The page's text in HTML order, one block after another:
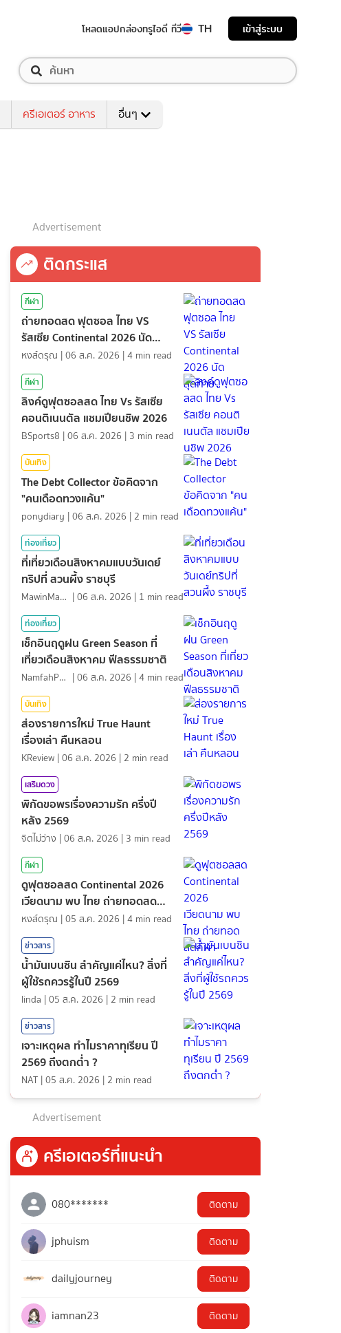
โหลดแอปกล่องทรูไอดี ทีวี TH เข้าสู่ระบบ
ครีเอเตอร์ อาหาร อื่นๆ
Advertisement
ติดกระแส
กีฬา
ถ่ายทอดสด ฟุตซอล ไทย VS
รัสเซีย Continental 2026 นัด
สุดท้าย
หงส์ดรุณ |06 ส.ค. 2026 |4 min read
กีฬา
ลิงค์ดูฟุตซอลสด ไทย Vs รัสเซีย
คอนติเนนตัล แชมเปียนชิพ 2026
BSports8 |06 ส.ค. 2026 | 3 min read
บันเทิง
The Debt Collector ข้อคิดจาก
"คนเดือดทวงแค้น"
ponydiary |06 ส.ค. 2026 | 2 min read
ท่องเที่ยว
ที่เที่ยวเดือนสิงหาคมแบบวันเดย์
ทริปที่ สวนผึ้ง ราชบุรี
MawinMatravel |06 ส.ค. 2026 | 1 min read
ท่องเที่ยว
เช็กอินฤดูฝน Green Season ที่
เที่ยวเดือนสิงหาคม ฟีลธรรมชาติ
NamfahPhupha |06 ส.ค. 2026 |4 min read
บันเทิง
ส่องรายการใหม่ True Haunt
เรื่องเล่า คืนหลอน
KReview |06 ส.ค. 2026 | 2 min read
เสริมดวง
พิกัดขอพรเรื่องความรัก ครึ่งปี
หลัง 2569
จิตไม่ว่าง |06 ส.ค. 2026 | 3 min read
กีฬา
ดูฟุตซอลสด Continental 2026
เวียดนาม พบ ไทย ถ่ายทอดสด
กีฬา
หงส์ดรุณ |05 ส.ค. 2026 |4 min read
ข่าวสาร
น้ำมันเบนซิน สำคัญแค่ไหน? สิ่งที่
ผู้ใช้รถควรรู้ในปี 2569
linda |05 ส.ค. 2026 | 2 min read
ข่าวสาร
เจาะเหตุผล ทำไมราคาทุเรียน ปี
2569 ถึงตกต่ำ ?
NAT |05 ส.ค. 2026 | 2 min read
Advertisement
ครีเอเตอร์ที่แนะนำ
080******* ติดตาม
jphuism ติดตาม
dailyjourney ติดตาม
iamnan23 ติดตาม